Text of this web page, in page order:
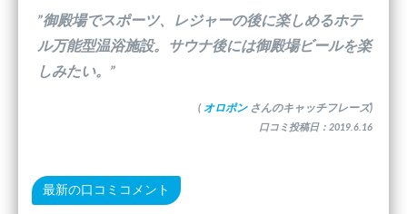
”御殿場でスポーツ、レジャーの後に楽しめるホテ
ル万能型温浴施設。サウナ後には御殿場ビールを楽
しみたい。”
( オロポン さんのキャッチフレーズ)
口コミ投稿日：2019.6.16
最新の口コミコメント